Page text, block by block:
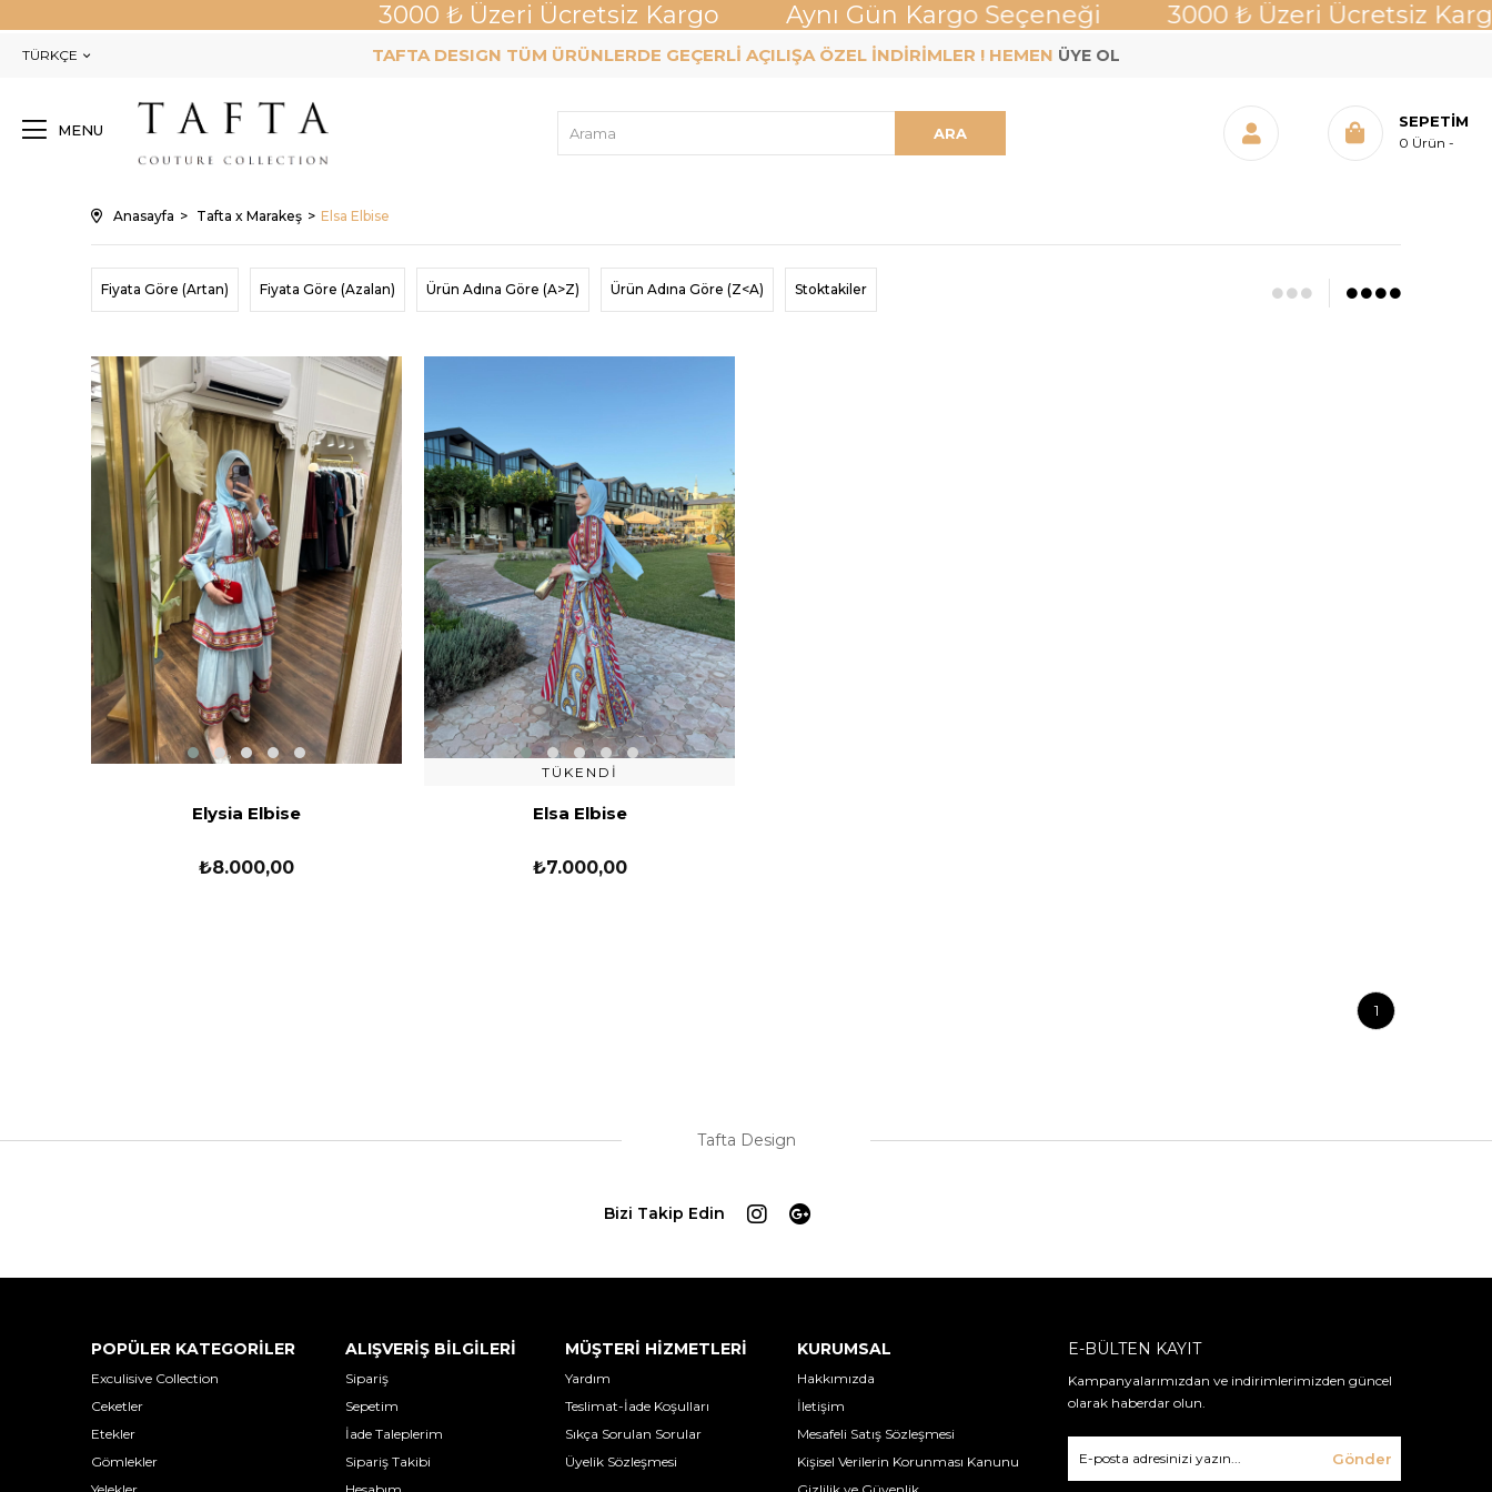
3000 ₺ Üzeri Ücretsiz Kargo Aynı Gün Kargo Seçeneği 3000 ₺ Üzeri Ücretsiz
TAFTA DESIGN TÜM ÜRÜNLERDE GEÇERLİ AÇILIŞA ÖZEL İNDİRİMLER ! HEMEN ÜYE OL
MENU SEPETIM
0 Ürün
TÜRKÇE
Anasayfa Tafta x Marakeş Elsa Elbise
Fiyata Göre (Artan) Fiyata Göre (Azalan) Ürün Adına Göre (A>Z) Ürün Adına Göre (Z<A) Stoktakiler
Elysia Elbise
₺8.000,00
TÜKENDI
Elsa Elbise
₺7.000,00
1
Tafta Design
Bizi Takip Edin
POPÜLER KATEGORİLER
Exculisive Collection
Ceketler
Etekler
Gömlekler
ALIŞVERİŞ BİLGİLERİ
Sipariş
Sepetim
İade Taleplerim
Sipariş Takibi
MÜŞTERİ HİZMETLERİ
Yardım
Teslimat-İade Koşulları
Sıkça Sorulan Sorular
Üyelik Sözleşmesi
KURUMSAL
Hakkımızda
İletişim
Mesafeli Satış Sözleşmesi
Kişisel Verilerin Korunması Kanunu
E-BÜLTEN KAYIT
Kampanyalarımızdan ve indirimlerimizden güncel
olarak haberdar olun.
Gönder